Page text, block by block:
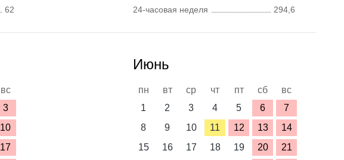
62
24-часовая неделя
294,6
вс
3
10
17
Июнь
пн вт ср чт пт сб
вс
1
2 3 4 5 6
7
8
9 10 11 12 13
14
15
16 17 18 19 20
21